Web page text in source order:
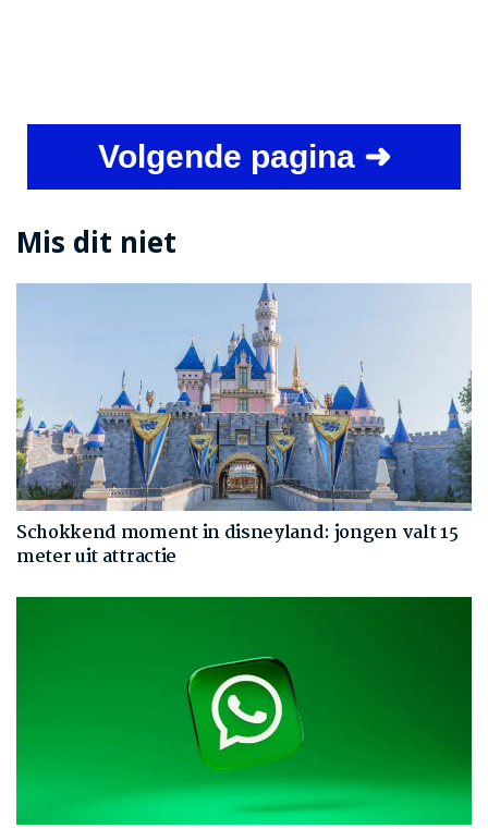
Volgende pagina ➜
Mis dit niet
Schokkend moment in disneyland: jongen valt 15
meter uit attractie